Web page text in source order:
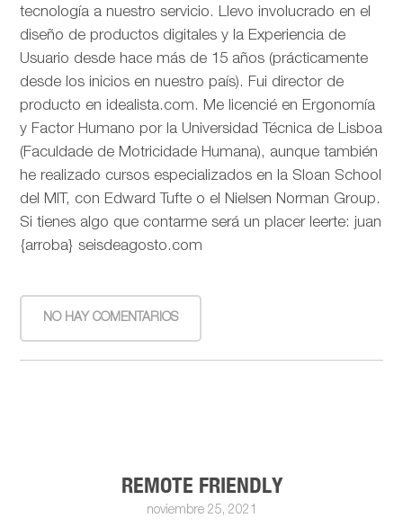
tecnología a nuestro servicio. Llevo involucrado en el
diseño de productos digitales y la Experiencia de
Usuario desde hace más de 15 años (prácticamente
desde los inicios en nuestro país). Fui director de
producto en idealista.com. Me licencié en Ergonomía
y Factor Humano por la Universidad Técnica de Lisboa
(Faculdade de Motricidade Humana), aunque también
he realizado cursos especializados en la Sloan School
del MIT, con Edward Tufte o el Nielsen Norman Group.
Si tienes algo que contarme será un placer leerte: juan
{arroba} seisdeagosto.com
NO HAY COMENTARIOS
REMOTE FRIENDLY
noviembre 25, 2021